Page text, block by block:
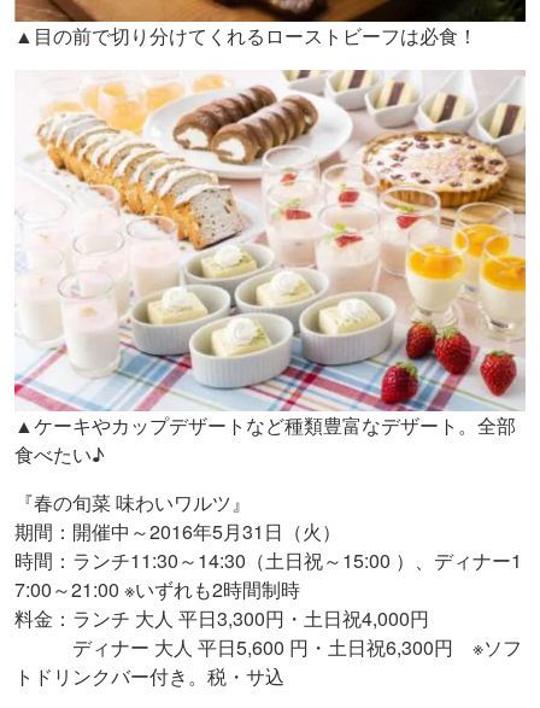
▲目の前で切り分けてくれるローストビーフは必食！
▲ケーキやカップデザートなど種類豊富なデザート。全部
食べたい♪
『春の旬菜 味わいワルツ』
期間：開催中～2016年5月31日（火）
時間：ランチ11:30～14:30（土日祝～15:00 ）、ディナー1
7:00～21:00 ※いずれも2時間制時
料金：ランチ 大人 平日3,300円・土日祝4,000円
ディナー 大人 平日5,600 円・土日祝6,300円 ※ソフ
トドリンクバー付き。税・サ込